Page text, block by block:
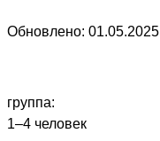
Обновлено: 01.05.2025
группа:
1–4 человек